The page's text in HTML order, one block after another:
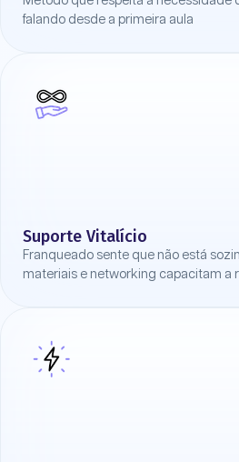
falando desde a primeira aula
Suporte Vitalício
Franqueado sente que não está
materiais e networking capacitam a